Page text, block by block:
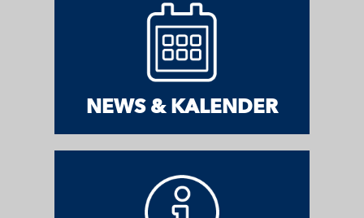
NEWS & KALENDER